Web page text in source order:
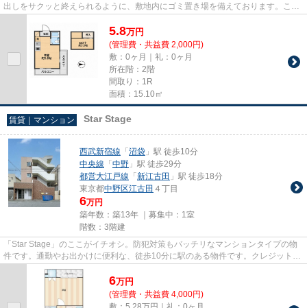
出しをサクッと終えられるように、敷地内にゴミ置き場を備えております。こち
5.8万円
(管理費・共益費 2,000円)
敷：0ヶ月｜礼：0ヶ月
所在階：2階
間取り：1R
面積：15.10㎡
賃貸｜マンション Star Stage
西武新宿線 「 沼袋 」駅 徒歩10分
中央線 「 中野 」駅 徒歩29分
都営大江戸線 「 新江古田 」駅 徒歩18分
東京都中野区江古田 ４丁目
6万円
築年数：築13年 ｜募集中： 1室
階数：3階建
「Star Stage」のここがイチオシ。防犯対策もバッチリなマンションタイプの物
件です。通勤やお出かけに便利な、徒歩10分に駅のある物件です。クレジットカ
ードで初期費用をお支払いい...
6万円
(管理費・共益費 4,000円)